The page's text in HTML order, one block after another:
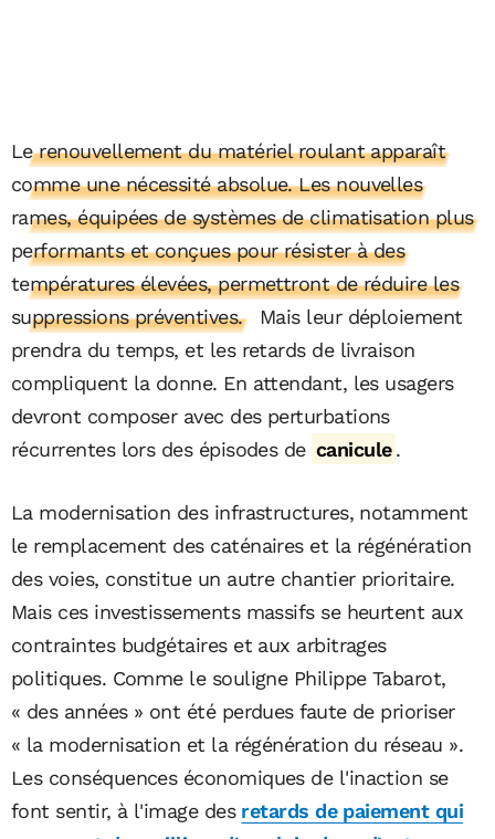
Le renouvellement du matériel roulant apparaît
comme une nécessité absolue. Les nouvelles
rames, équipées de systèmes de climatisation plus
performants et conçues pour résister à des
températures élevées, permettront de réduire les
suppressions préventives.
Mais leur déploiement
prendra du temps, et les retards de livraison
compliquent la donne. En attendant, les usagers
devront composer avec des perturbations
récurrentes lors des épisodes de canicule .
La modernisation des infrastructures, notamment
le remplacement des caténaires et la régénération
des voies, constitue un autre chantier prioritaire.
Mais ces investissements massifs se heurtent aux
contraintes budgétaires et aux arbitrages
politiques. Comme le souligne Philippe Tabarot,
« des années » ont été perdues faute de prioriser
« la modernisation et la régénération du réseau ».
Les conséquences économiques de l'inaction se
font sentir, à l'image des retards de paiement qui